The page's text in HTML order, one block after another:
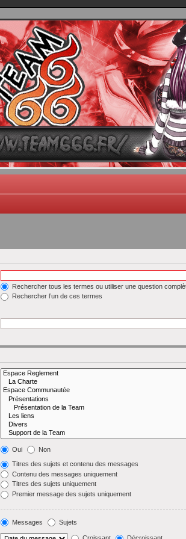
Trance
Rechercher tous les termes ou utiliser une question
Rechercher l’un de ces termes
Oui Non
Titres des sujets et contenu des messages
Contenu des messages uniquement
Titres des sujets uniquement
Premier message des sujets uniquement
Messages Sujets